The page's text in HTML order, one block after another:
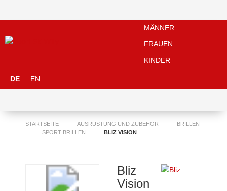
MÄNNER
FRAUEN
KINDER
DE EN
STARTSEITE AUSRÜSTUNG UND ZUBEHÖR
BRILLEN
SPORT BRILLEN
BLIZ VISION
Bliz
Vision